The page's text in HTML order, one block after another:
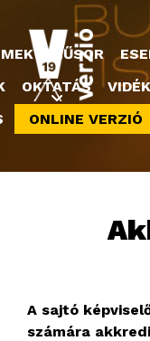
2022.
A sajtó
számára
MŰSOR
OKTATÁS
ONLINE VERZIÓ